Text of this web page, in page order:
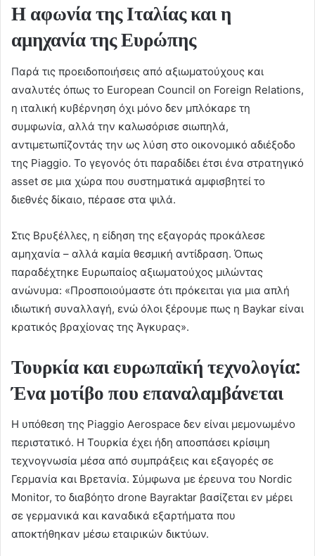
Η αφωνία της Ιταλίας και η
αμηχανία της Ευρώπης
Παρά τις προειδοποιήσεις από αξιωματούχους και
αναλυτές όπως το European Council on Foreign Relations,
η ιταλική κυβέρνηση όχι μόνο δεν μπλόκαρε τη
συμφωνία, αλλά την καλωσόρισε σιωπηλά,
αντιμετωπίζοντάς την ως λύση στο οικονομικό αδιέξοδο
της Piaggio. Το γεγονός ότι παραδίδει έτσι ένα στρατηγικό
asset σε μια χώρα που συστηματικά αμφισβητεί το
διεθνές δίκαιο, πέρασε στα ψιλά.
Στις Βρυξέλλες, η είδηση της εξαγοράς προκάλεσε
αμηχανία – αλλά καμία θεσμική αντίδραση. Όπως
παραδέχτηκε Ευρωπαίος αξιωματούχος μιλώντας
ανώνυμα: «Προσποιούμαστε ότι πρόκειται για μια απλή
ιδιωτική συναλλαγή, ενώ όλοι ξέρουμε πως η Baykar είναι
κρατικός βραχίονας της Άγκυρας».
Τουρκία και ευρωπαϊκή τεχνολογία:
Ένα μοτίβο που επαναλαμβάνεται
Η υπόθεση της Piaggio Aerospace δεν είναι μεμονωμένο
περιστατικό. Η Τουρκία έχει ήδη αποσπάσει κρίσιμη
τεχνογνωσία μέσα από συμπράξεις και εξαγορές σε
Γερμανία και Βρετανία. Σύμφωνα με έρευνα του Nordic
Monitor, το διαβόητο drone Bayraktar βασίζεται εν μέρει
σε γερμανικά και καναδικά εξαρτήματα που
αποκτήθηκαν μέσω εταιρικών δικτύων.